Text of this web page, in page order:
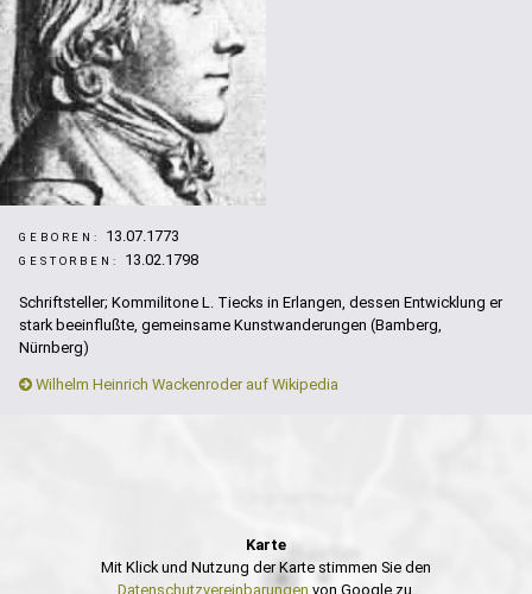
GEBOREN: 13.07.1773
GESTORBEN: 13.02.1798
Schriftsteller; Kommilitone L. Tiecks in Erlangen, dessen Entwicklung er
stark beeinflußte, gemeinsame Kunstwanderungen (Bamberg,
Nürnberg)
Wilhelm Heinrich Wackenroder auf Wikipedia
Karte
Mit Klick und Nutzung der Karte stimmen Sie den
Datenschutzvereinbarungen von Google zu.